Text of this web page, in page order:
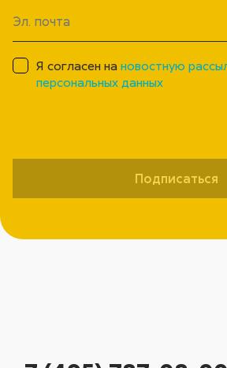
Я согласен нановостную
персональных данных
Подписаться